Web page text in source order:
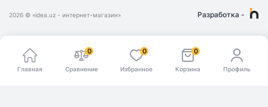
2026 © «idea.uz - интернет-магазин» Разработка -
Главная
0
Сравнение
0
Избранное
0
Корзина Профиль